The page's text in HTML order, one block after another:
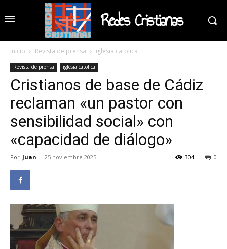
Redes Cristianas
Inicio Revista de prensa iglesia catolica
Revista de prensa iglesia catolica
Cristianos de base de Cádiz
reclaman «un pastor con
sensibilidad social» con
«capacidad de diálogo»
Por Juan - 25 noviembre 2025 0
304